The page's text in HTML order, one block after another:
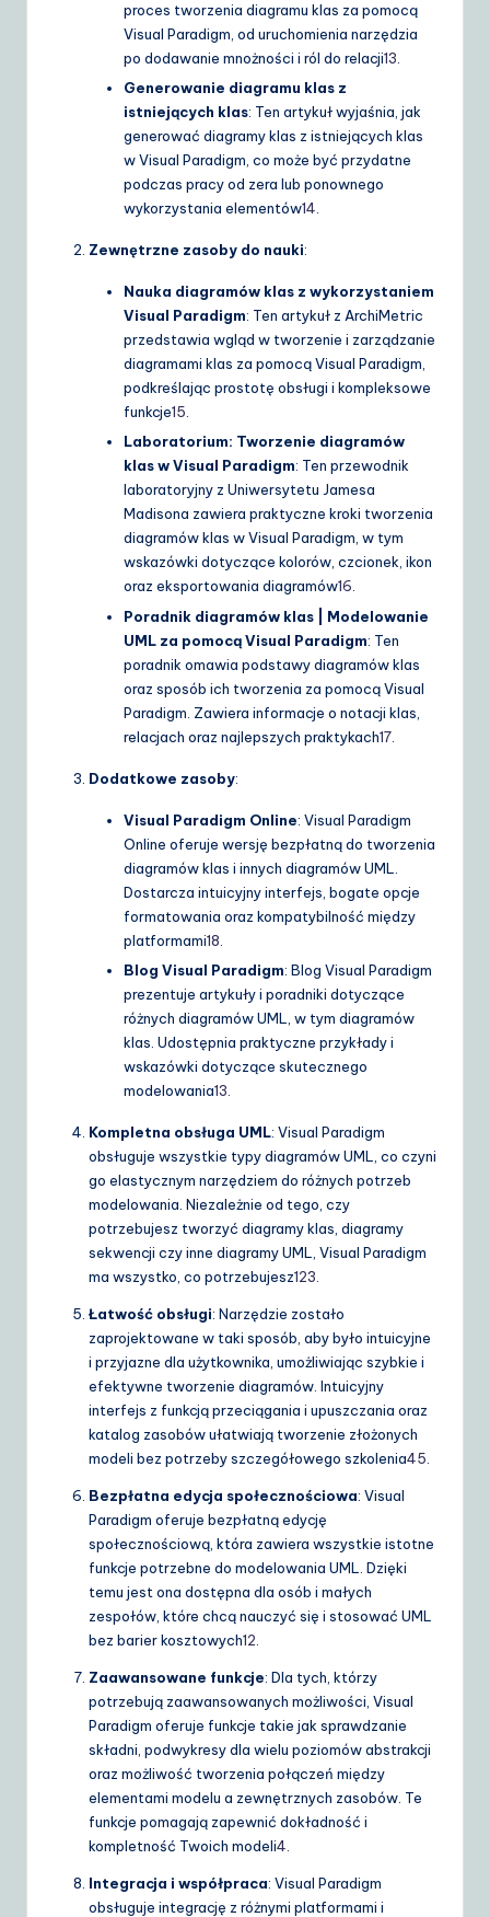
proces tworzenia diagramu klas za pomocą
Visual Paradigm, od uruchomienia narzędzia
po dodawanie mnożności i ról do relacji13
Generowanie diagramu klas z
istniejących klas: Ten artykuł wyjaśnia, jak
generować diagramy klas z istniejących klas
w Visual Paradigm, co może być przydatne
podczas pracy od zera lub ponownego
wykorzystania elementów14.
Zewnętrzne zasoby do nauki:
Nauka diagramów klas z wykorzystaniem
Visual Paradigm: Ten artykuł z ArchiMetric
przedstawia wgląd w tworzenie i zarządzanie
diagramami klas za pomocą Visual Paradigm,
podkreślając prostotę obsługi i kompleksowe
funkcje15.
Laboratorium: Tworzenie diagramów
klas w Visual Paradigm: Ten przewodnik
laboratoryjny z Uniwersytetu Jamesa
Madisona zawiera praktyczne kroki tworzenia
diagramów klas w Visual Paradigm, w tym
wskazówki dotyczące kolorów, czcionek, ikon
oraz eksportowania diagramów16.
Poradnik diagramów klas | Modelowanie
UML za pomocą Visual Paradigm: Ten
poradnik omawia podstawy diagramów klas
oraz sposób ich tworzenia za pomocą Visual
Paradigm. Zawiera informacje o notacji klas,
relacjach oraz najlepszych praktykach17
Dodatkowe zasoby:
Visual Paradigm Online: Visual Paradigm
Online oferuje wersję bezpłatną do tworzenia
diagramów klas i innych diagramów UML.
Dostarcza intuicyjny interfejs, bogate opcje
formatowania oraz kompatybilność między
platformami18
Blog Visual Paradigm: Blog Visual Paradigm
prezentuje artykuły i poradniki dotyczące
różnych diagramów UML, w tym diagramów
klas. Udostępnia praktyczne przykłady i
wskazówki dotyczące skutecznego
modelowania13
Kompletna obsługa UML: Visual Paradigm
obsługuje wszystkie typy diagramów UML, co czyni
go elastycznym narzędziem do różnych potrzeb
modelowania. Niezależnie od tego, czy
potrzebujesz tworzyć diagramy klas, diagramy
sekwencji czy inne diagramy UML, Visual Paradigm
ma wszystko, co potrzebujesz123
Łatwość obsługi: Narzędzie zostało
zaprojektowane w taki sposób, aby było intuicyjne
i przyjazne dla użytkownika, umożliwiając szybkie i
efektywne tworzenie diagramów. Intuicyjny
interfejs z funkcją przeciągania i upuszczania oraz
katalog zasobów ułatwiają tworzenie złożonych
modeli bez potrzeby szczegółowego szkolenia45
Bezpłatna edycja społecznościowa: Visual
Paradigm oferuje bezpłatną edycję
społecznościową, która zawiera wszystkie istotne
funkcje potrzebne do modelowania UML. Dzięki
temu jest ona dostępna dla osób i małych
zespołów, które chcą nauczyć się i stosować UML
bez barier kosztowych12
Zaawansowane funkcje: Dla tych, którzy
potrzebują zaawansowanych możliwości, Visual
Paradigm oferuje funkcje takie jak sprawdzanie
składni, podwykresy dla wielu poziomów abstrakcji
oraz możliwość tworzenia połączeń między
elementami modelu a zewnętrznych zasobów. Te
funkcje pomagają zapewnić dokładność i
kompletność Twoich modeli4
Integracja i współpraca: Visual Paradigm
obsługuje integrację z różnymi platformami i